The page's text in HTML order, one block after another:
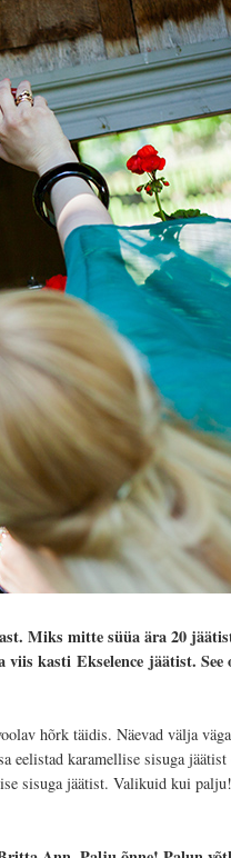
Miks mitte süüa ära 20
viis kastiEkselence jäätist. See
hõrk täidis. Näevad välja
eelistad karamellise sisuga
sisuga jäätist. Valikuid kui palju!